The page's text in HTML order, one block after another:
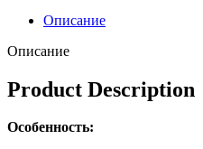
Описание
Описание
Product Description
Особенность: